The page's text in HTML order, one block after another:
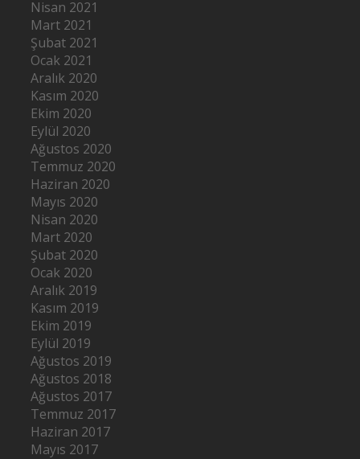
Nisan 2021
Mart 2021
Şubat 2021
Ocak 2021
Aralık 2020
Kasım 2020
Ekim 2020
Eylül 2020
Ağustos 2020
Temmuz 2020
Haziran 2020
Mayıs 2020
Nisan 2020
Mart 2020
Şubat 2020
Ocak 2020
Aralık 2019
Kasım 2019
Ekim 2019
Eylül 2019
Ağustos 2019
Ağustos 2018
Ağustos 2017
Temmuz 2017
Haziran 2017
Mayıs 2017